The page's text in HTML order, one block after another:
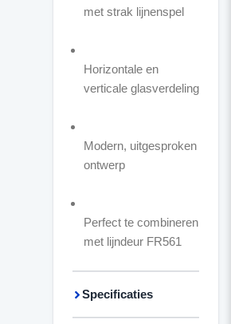
met strak lijnenspel
Horizontale en
verticale glasverdeling
Modern, uitgesproken
ontwerp
Perfect te combineren
met lijndeur FR561
Specificaties